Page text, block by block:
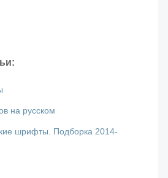
на русском
шрифты. Подборка 2014-